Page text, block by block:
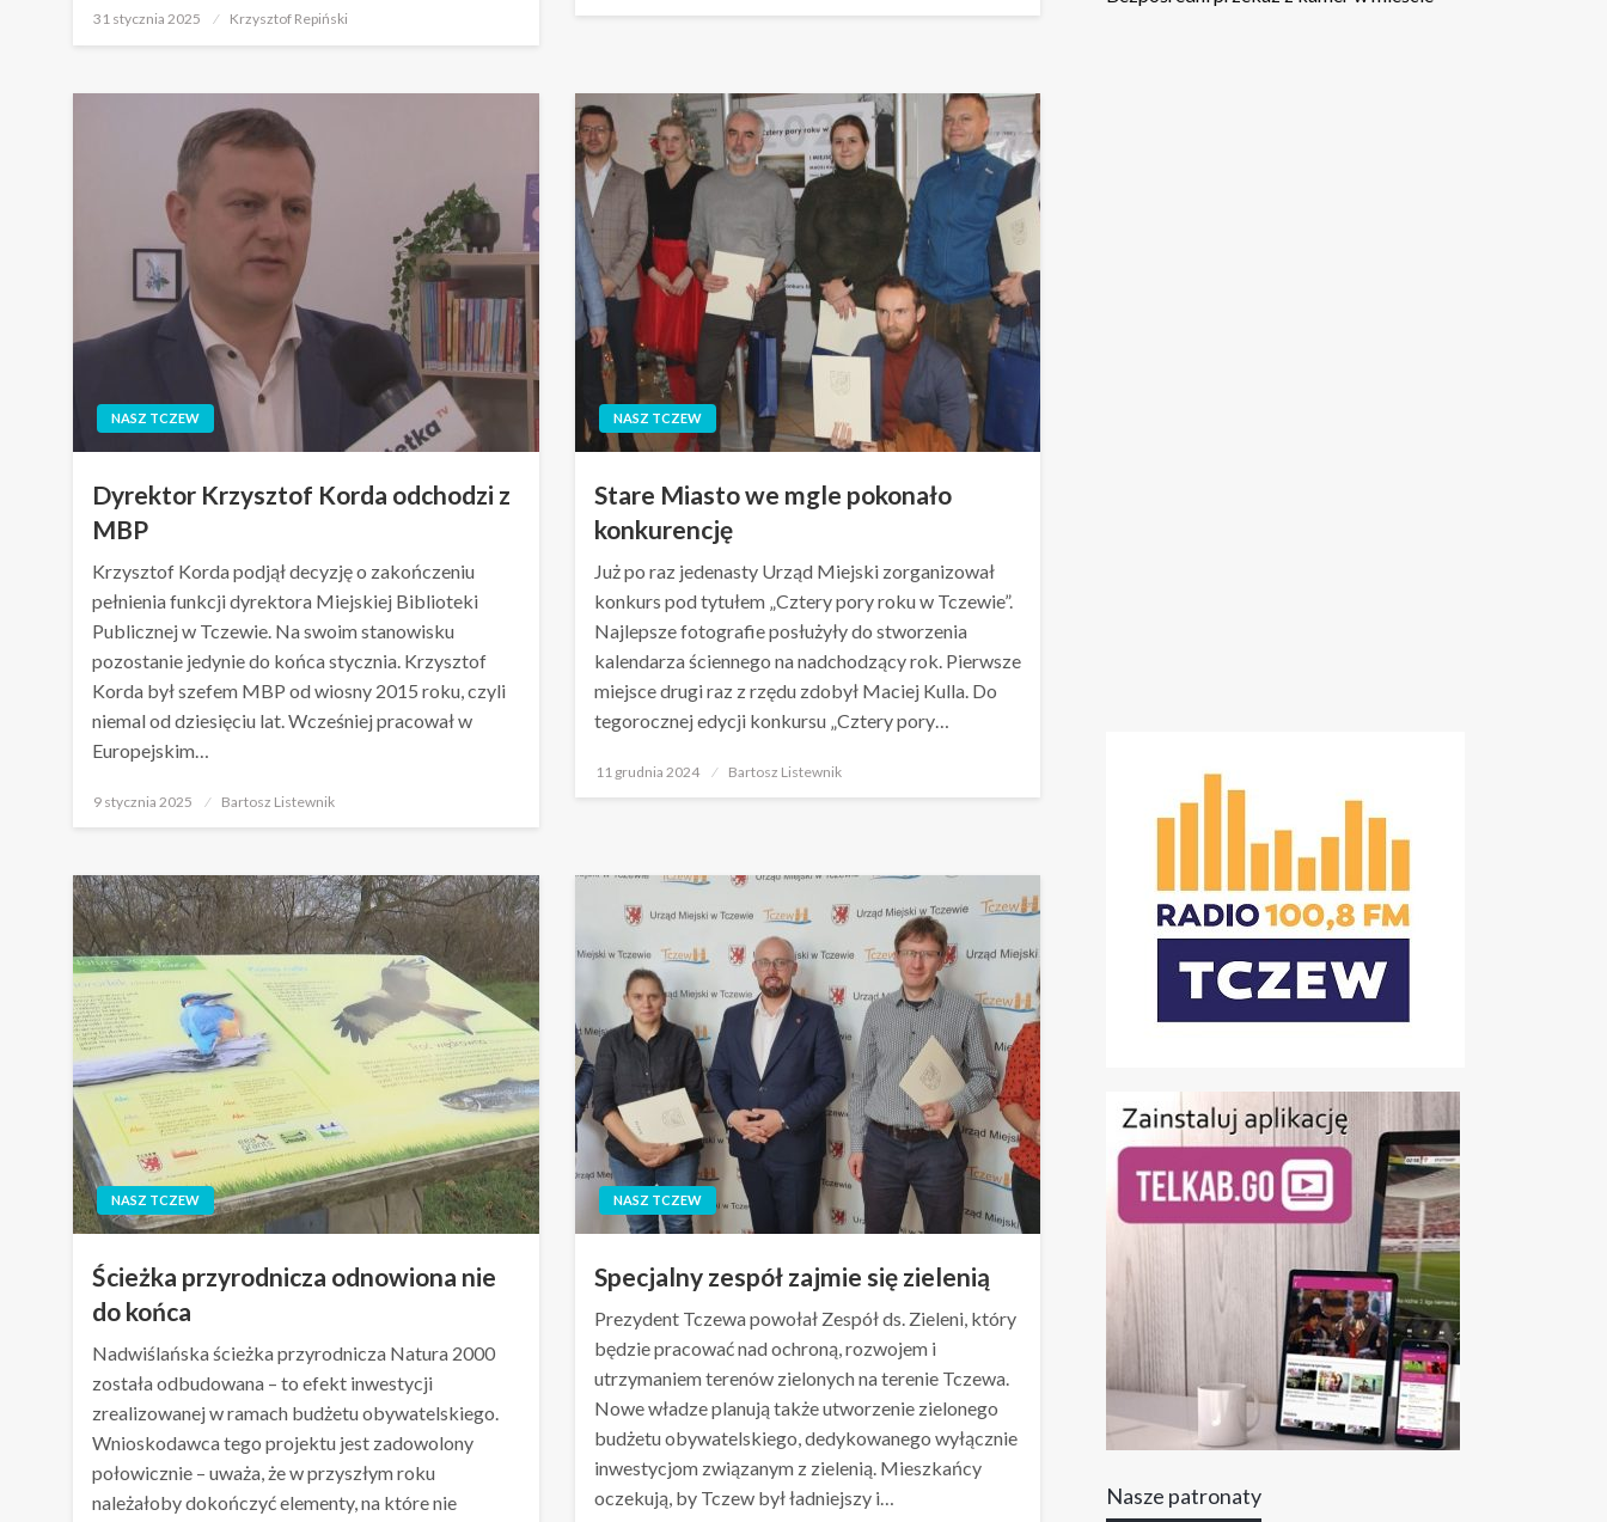
Opublikowane
31 stycznia 2025 Krzysztof Repiński
NASZ TCZEW
Dyrektor Krzysztof Korda odchodzi z
MBP
Krzysztof Korda podjął decyzję o zakończeniu
pełnienia funkcji dyrektora Miejskiej Biblioteki
Publicznej w Tczewie. Na swoim stanowisku
pozostanie jedynie do końca stycznia. Krzysztof
Korda był szefem MBP od wiosny 2015 roku, czyli
niemal od dziesięciu lat. Wcześniej pracował w
Europejskim…
Opublikowane
9 stycznia 2025 Bartosz Listewnik
NASZ TCZEW
Stare Miasto we mgle pokonało
konkurencję
Już po raz jedenasty Urząd Miejski zorganizował
konkurs pod tytułem „Cztery pory roku w Tczewie”.
Najlepsze fotografie posłużyły do stworzenia
kalendarza ściennego na nadchodzący rok. Pierwsze
miejsce drugi raz z rzędu zdobył Maciej Kulla. Do
tegorocznej edycji konkursu „Cztery pory…
Opublikowane
11 grudnia 2024 Bartosz Listewnik
NASZ TCZEW
Ścieżka przyrodnicza odnowiona nie
do końca
Nadwiślańska ścieżka przyrodnicza Natura 2000
została odbudowana – to efekt inwestycji
zrealizowanej w ramach budżetu obywatelskiego.
Wnioskodawca tego projektu jest zadowolony
połowicznie – uważa, że w przyszłym roku
należałoby dokończyć elementy, na które nie
NASZ TCZEW
Specjalny zespół zajmie się zielenią
Prezydent Tczewa powołał Zespół ds. Zieleni, który
będzie pracować nad ochroną, rozwojem i
utrzymaniem terenów zielonych na terenie Tczewa.
Nowe władze planują także utworzenie zielonego
budżetu obywatelskiego, dedykowanego wyłącznie
inwestycjom związanym z zielenią. Mieszkańcy
oczekują, by Tczew był ładniejszy i…
Nasze patronaty